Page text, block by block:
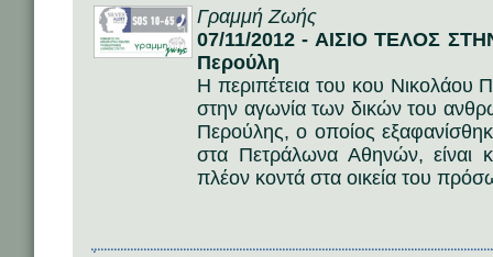
Γραμμή Ζωής
07/11/2012 - ΑΙΣΙΟ ΤΕΛΟΣ
Περούλη
Η περιπέτεια του κου Νικολάου
στην αγωνία των δικών του
Περούλης, ο οποίος
στα Πετράλωνα Αθηνών, είναι
πλέον κοντά στα οικεία του